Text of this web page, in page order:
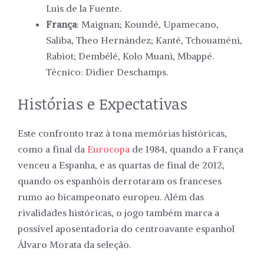
Luis de la Fuente.
França: Maignan; Koundé, Upamecano,
Saliba, Theo Hernández; Kanté, Tchouaméni,
Rabiot; Dembélé, Kolo Muani, Mbappé.
Técnico: Didier Deschamps.
Histórias e Expectativas
Este confronto traz à tona memórias históricas,
como a final da Eurocopa de 1984, quando a França
venceu a Espanha, e as quartas de final de 2012,
quando os espanhóis derrotaram os franceses
rumo ao bicampeonato europeu. Além das
rivalidades históricas, o jogo também marca a
possível aposentadoria do centroavante espanhol
Álvaro Morata da seleção.